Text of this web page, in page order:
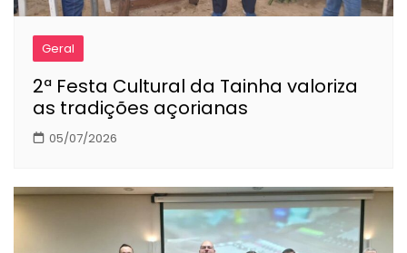
Geral
2ª Festa Cultural da Tainha valoriza
as tradições açorianas
05/07/2026